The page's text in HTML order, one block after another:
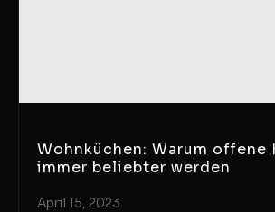
Wohnküchen: Warum offene
immer beliebter werden
April 15, 2023